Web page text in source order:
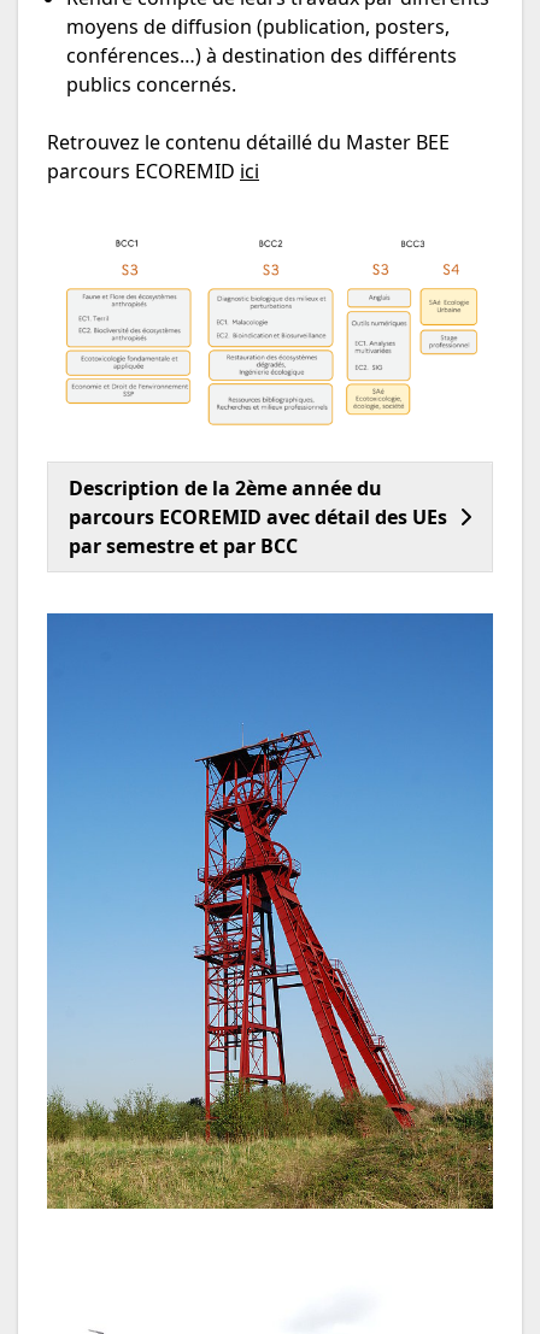
moyens de diffusion (publication, posters,
conférences…) à destination des différents
publics concernés.
Retrouvez le contenu détaillé du Master BEE
parcours ECOREMID ici
Description de la 2ème année du
parcours ECOREMID avec détail des UEs
par semestre et par BCC